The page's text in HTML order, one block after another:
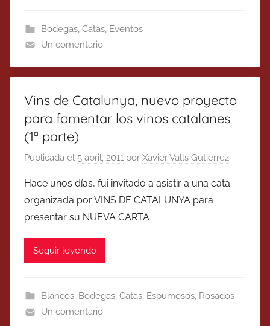
Bodegas, Catas, Eventos
Un comentario
Vins de Catalunya, nuevo proyecto
para fomentar los vinos catalanes
(1ª parte)
Publicada el 5 abril, 2011 por Xavier Valls Gutierrez
Hace unos días, fui invitado a asistir a una cata
organizada por VINS DE CATALUNYA para
presentar su NUEVA CARTA
Seguir leyendo
Blancos, Bodegas, Catas, Espumosos, Rosados
Un comentario